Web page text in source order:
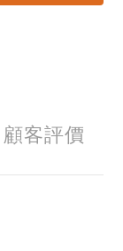
顧客評價